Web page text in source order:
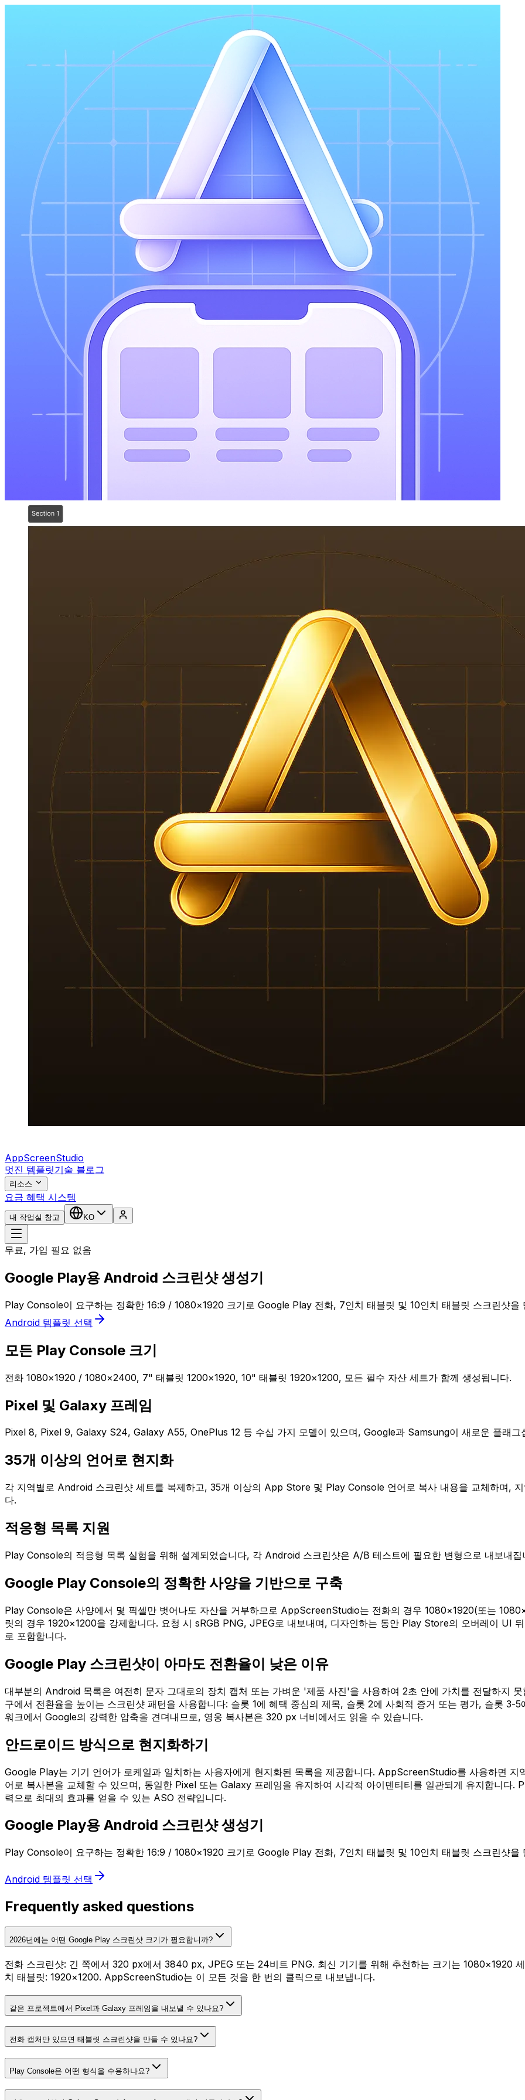
AppScreenStudio
멋진 템플릿기술 블로그
리소스
요금 혜택 시스템
내 작업실 창고 KO
무료, 가입 필요 없음
Google Play용 Android 스크린샷 생성기
Play Console이 요구하는 정확한 16:9 / 1080×1920 크기로 Google Play 전화, 7인치 태블릿 및 10인치 태블릿 스크린샷을
Android 템플릿 선택
모든 Play Console 크기
전화 1080×1920 / 1080×2400, 7" 태블릿 1200×1920, 10" 태블릿 1920×1200, 모든 필수 자산 세트가 함께 생성됩니다.
Pixel 및 Galaxy 프레임
Pixel 8, Pixel 9, Galaxy S24, Galaxy A55, OnePlus 12 등 수십 가지 모델이 있으며, Google과 Samsung이 새로운 플래그
35개 이상의 언어로 현지화
각 지역별로 Android 스크린샷 세트를 복제하고, 35개 이상의 App Store 및 Play Console 언어로 복사 내용을 교체하며,
다.
적응형 목록 지원
Play Console의 적응형 목록 실험을 위해 설계되었습니다, 각 Android 스크린샷은 A/B 테스트에 필요한 변형으로 내보내집
Google Play Console의 정확한 사양을 기반으로 구축
Play Console은 사양에서 몇 픽셀만 벗어나도 자산을 거부하므로 AppScreenStudio는 전화의 경우 1080×1920(또는
릿의 경우 1920×1200을 강제합니다. 요청 시 sRGB PNG, JPEG로 내보내며, 디자인하는 동안 Play Store의 오버레이 UI
로 포함합니다.
Google Play 스크린샷이 아마도 전환율이 낮은 이유
대부분의 Android 목록은 여전히 문자 그대로의 장치 캡처 또는 가벼운 '제품 사진'을 사용하여 2초 안에 가치를 전달하지
구에서 전환율을 높이는 스크린샷 패턴을 사용합니다: 슬롯 1에 혜택 중심의 제목, 슬롯 2에 사회적 증거 또는 평가, 슬롯 3-
워크에서 Google의 강력한 압축을 견뎌내므로, 영웅 복사본은 320 px 너비에서도 읽을 수 있습니다.
안드로이드 방식으로 현지화하기
Google Play는 기기 언어가 로케일과 일치하는 사용자에게 현지화된 목록을 제공합니다. AppScreenStudio를 사용하면 지
어로 복사본을 교체할 수 있으며, 동일한 Pixel 또는 Galaxy 프레임을 유지하여 시각적 아이덴티티를 일관되게 유지합니다.
력으로 최대의 효과를 얻을 수 있는 ASO 전략입니다.
Google Play용 Android 스크린샷 생성기
Play Console이 요구하는 정확한 16:9 / 1080×1920 크기로 Google Play 전화, 7인치 태블릿 및 10인치 태블릿 스크린샷을
Android 템플릿 선택
Frequently asked questions
2026년에는 어떤 Google Play 스크린샷 크기가 필요합니까?
전화 스크린샷: 긴 쪽에서 320 px에서 3840 px, JPEG 또는 24비트 PNG. 최신 기기를 위해 추천하는 크기는 1080×1920
치 태블릿: 1920×1200. AppScreenStudio는 이 모든 것을 한 번의 클릭으로 내보냅니다.
같은 프로젝트에서 Pixel과 Galaxy 프레임을 내보낼 수 있나요?
전화 캡처만 있으면 태블릿 스크린샷을 만들 수 있나요?
Play Console은 어떤 형식을 수용하나요?